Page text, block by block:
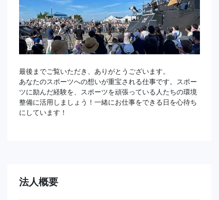
最後までご覧いただき、ありがとうございます。
あなたのスポーツへの想いが重宝される仕事です。スポー
ツに励んだ経験を、スポーツを頑張っている人たちの環境
整備に活用しましょう！一緒にお仕事をできる日を心待ち
にしています！
法人概要